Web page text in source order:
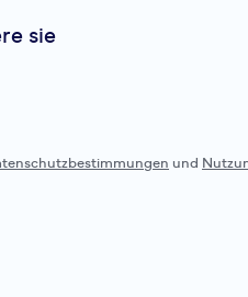
sie
und